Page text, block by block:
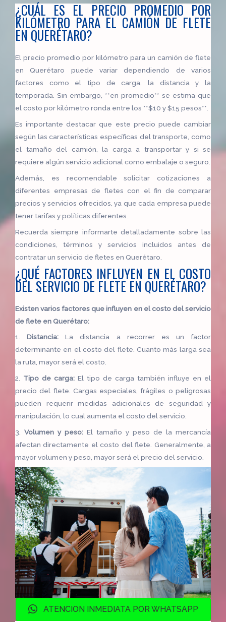
¿CUÁL ES EL PRECIO PROMEDIO POR
KILÓMETRO PARA EL CAMIÓN DE FLETE
EN QUERÉTARO?
El precio promedio por kilómetro para un camión de flete
en Querétaro puede variar dependiendo de varios
factores como el tipo de carga, la distancia y la
temporada. Sin embargo, **en promedio** se estima que
el costo por kilómetro ronda entre los **$10 y $15 pesos**.
Es importante destacar que este precio puede cambiar
según las características específicas del transporte, como
el tamaño del camión, la carga a transportar y si se
requiere algún servicio adicional como embalaje o seguro.
Además, es recomendable solicitar cotizaciones a
diferentes empresas de fletes con el fin de comparar
precios y servicios ofrecidos, ya que cada empresa puede
tener tarifas y políticas diferentes.
Recuerda siempre informarte detalladamente sobre las
condiciones, términos y servicios incluidos antes de
contratar un servicio de fletes en Querétaro.
¿QUÉ FACTORES INFLUYEN EN EL COSTO
DEL SERVICIO DE FLETE EN QUERÉTARO?
Existen varios factores que influyen en el costo del servicio
de flete en Querétaro:
1.Distancia: La distancia a recorrer es un factor
determinante en el costo del flete. Cuanto más larga sea
la ruta, mayor será el costo.
2. Tipo de carga: El tipo de carga también influye en el
precio del flete. Cargas especiales, frágiles o peligrosas
pueden requerir medidas adicionales de seguridad y
manipulación, lo cual aumenta el costo del servicio.
3. Volumen y peso: El tamaño y peso de la mercancía
afectan directamente el costo del flete. Generalmente, a
mayor volumen y peso, mayor será el precio del servicio.
ATENCION INMEDIATA POR WHATSAPP